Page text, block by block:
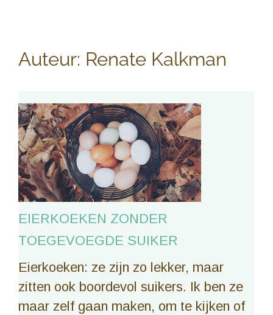
Auteur: Renate Kalkman
EIERKOEKEN ZONDER
TOEGEVOEGDE SUIKER
Eierkoeken: ze zijn zo lekker, maar
zitten ook boordevol suikers. Ik ben ze
maar zelf gaan maken, om te kijken of